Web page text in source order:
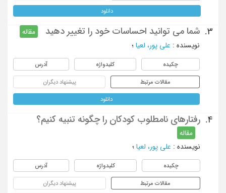
دانلود
3. شما می توانید احساسات خود را تغییر دهید
مقاله
نویسنده : علی پور، لعیا ؛
چکیده کلیدواژه آدرس
مقالات مرتبط پیشنهاد دیگران
دانلود
4. رفتارهای نامطلوب کودکان را چگونه تنبیه کنیم؟
مقاله
نویسنده : علی پور، لعیا ؛
چکیده کلیدواژه آدرس
مقالات مرتبط پیشنهاد دیگران